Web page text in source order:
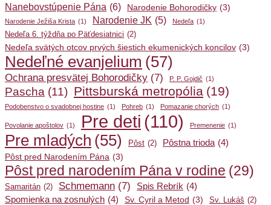
Nanebovstúpenie Pána (6) Narodenie Bohorodičky (3)
Narodenie Ježiša Krista (1) Narodenie JK (5) Nedeľa (1)
Nedeľa 6. týždňa po Päťdesiatnici (2)
Nedeľa svätých otcov prvých šiestich ekumenických koncilov (3)
Nedeľné evanjelium (57)
Ochrana presvätej Bohorodičky (7) P. P. Gojdič (1)
Pascha (11) Pittsburská metropólia (19)
Podobenstvo o svadobnej hostine (1) Pohreb (1) Pomazanie chorých (1)
Povolanie apoštolov (1) Pre deti (110) Premenenie (1)
Pre mladých (55) Pôst (2) Pôstna trioda (4)
Pôst pred Narodením Pána (3)
Pôst pred narodením Pána v rodine (29)
Samaritán (2) Schmemann (7) Spis Rebrík (4)
Spomienka na zosnulých (4) Sv. Cyril a Metod (3) Sv. Lukáš (2)